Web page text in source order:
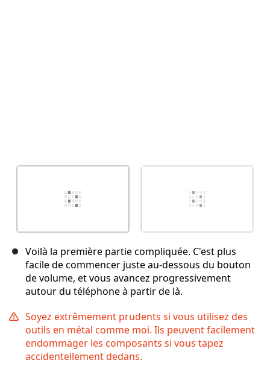
Voilà la première partie compliquée. C'est plus
facile de commencer juste au-dessous du bouton
de volume, et vous avancez progressivement
autour du téléphone à partir de là.
Soyez extrêmement prudents si vous utilisez des
outils en métal comme moi. Ils peuvent facilement
endommager les composants si vous tapez
accidentellement dedans.